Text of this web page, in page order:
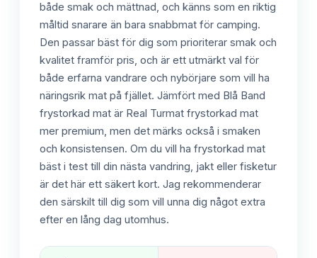
både smak och mättnad, och känns som en riktig
måltid snarare än bara snabbmat för camping.
Den passar bäst för dig som prioriterar smak och
kvalitet framför pris, och är ett utmärkt val för
både erfarna vandrare och nybörjare som vill ha
näringsrik mat på fjället. Jämfört med Blå Band
frystorkad mat är Real Turmat frystorkad mat
mer premium, men det märks också i smaken
och konsistensen. Om du vill ha frystorkad mat
bäst i test till din nästa vandring, jakt eller fisketur
är det här ett säkert kort. Jag rekommenderar
den särskilt till dig som vill unna dig något extra
efter en lång dag utomhus.